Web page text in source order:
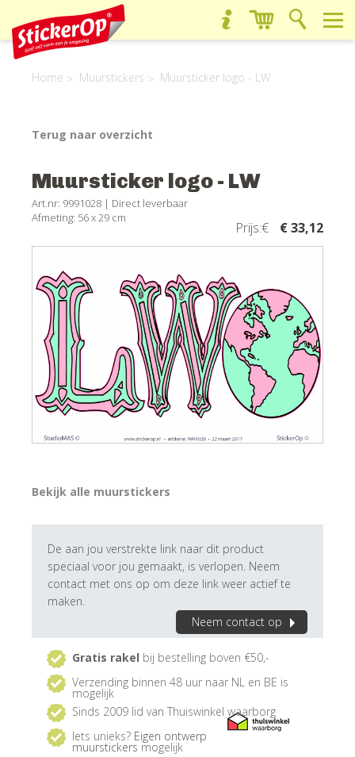
Home Muurstickers Muursticker logo - LW
Terug naar overzicht
Muursticker logo - LW
Art.nr: 9991028 | Direct leverbaar
Afmeting: 56 x 29 cm
Prijs:€ € 33,12
Bekijk alle muurstickers
De aan jou verstrekte link naar dit product
speciaal voor jou gemaakt, is verlopen. Neem
contact met ons op om deze link weer actief te
maken.
Neem contact op
Gratis rakel bij bestelling boven €50,-
Verzending binnen 48 uur naar NL en BE is
mogelijk
Sinds 2009 lid van Thuiswinkel waarborg
Iets unieks? Eigen ontwerp
muurstickers mogelijk